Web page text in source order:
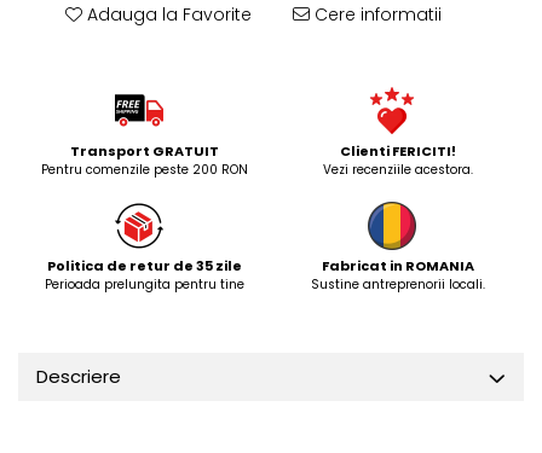
Adauga la Favorite Cere informatii
Transport GRATUIT
Pentru comenzile peste 200 RON
Clienti FERICITI!
Vezi recenziile acestora.
Politica de retur de 35 zile
Perioada prelungita pentru tine
Fabricat in ROMANIA
Sustine antreprenorii locali.
Descriere